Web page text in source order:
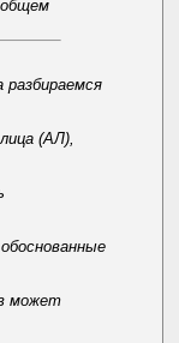
общем
(АЛ),
может